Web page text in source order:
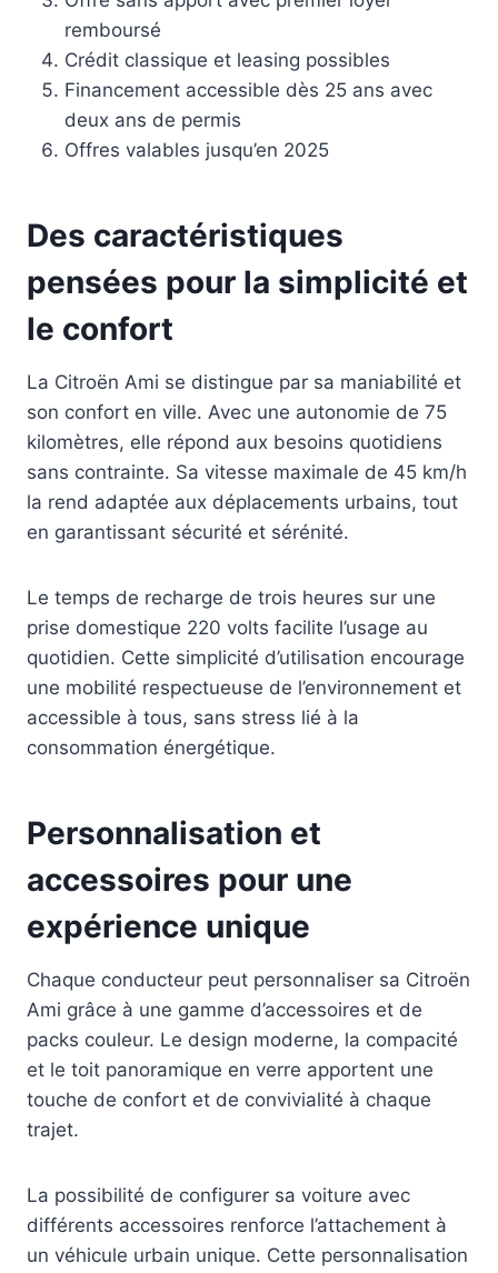
remboursé
Crédit classique et leasing possibles
Financement accessible dès 25 ans avec
deux ans de permis
Offres valables jusqu’en 2025
Des caractéristiques
pensées pour la simplicité et
le confort
La Citroën Ami se distingue par sa maniabilité et
son confort en ville. Avec une autonomie de 75
kilomètres, elle répond aux besoins quotidiens
sans contrainte. Sa vitesse maximale de 45 km/h
la rend adaptée aux déplacements urbains, tout
en garantissant sécurité et sérénité.
Le temps de recharge de trois heures sur une
prise domestique 220 volts facilite l’usage au
quotidien. Cette simplicité d’utilisation encourage
une mobilité respectueuse de l’environnement et
accessible à tous, sans stress lié à la
consommation énergétique.
Personnalisation et
accessoires pour une
expérience unique
Chaque conducteur peut personnaliser sa Citroën
Ami grâce à une gamme d’accessoires et de
packs couleur. Le design moderne, la compacité
et le toit panoramique en verre apportent une
touche de confort et de convivialité à chaque
trajet.
La possibilité de configurer sa voiture avec
différents accessoires renforce l’attachement à
un véhicule urbain unique. Cette personnalisation